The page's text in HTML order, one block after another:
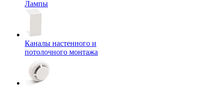
Лампы
Каналы настенного и
потолочного монтажа